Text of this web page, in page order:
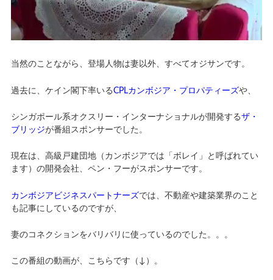
当然のことながら、登場人物は妻以外、すべてオジサンです。
過去に、ケイン閣下率いるCPLカンボジア・プロパティーズや、
シンガポール系オクスリー・インターナショナルが開発するザ・
ブリッジが番組スポンサーでした。
現在は、高級戸建団地（カンボジアでは「ボレイ」と呼ばれてい
ます）の開発会社、ペン・フーがスポンサーです。
カンボジアビジネスパートナーズでは、不動産や建築業界のこと
も記事にしているのですが、
妻のコネクションをバリバリに使っているのでした。。。
この番組の動画が、こちらです（↓）。